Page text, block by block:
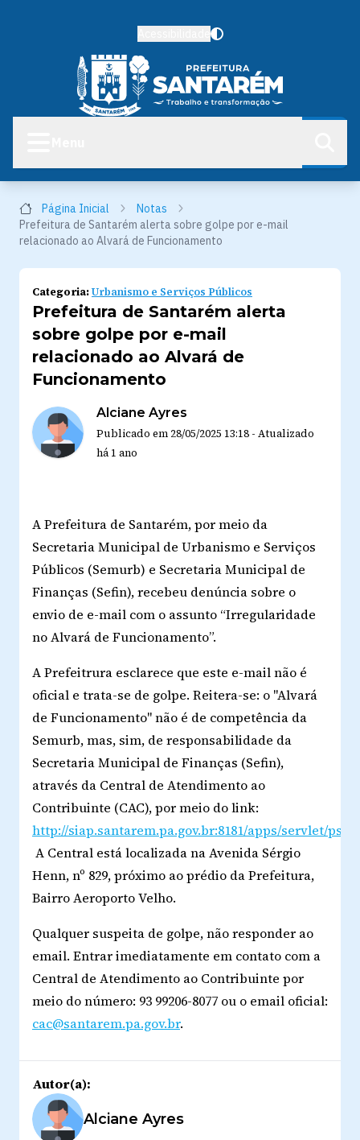
Página Inicial
Notas
Prefeitura de Santarém alerta sobre golpe por e-mail
relacionado ao Alvará de Funcionamento
Categoria:Urbanismo e Serviços Públicos
Prefeitura de Santarém alerta
sobre golpe por e-mail
relacionado ao Alvará de
Funcionamento
Alciane Ayres
Publicado em 28/05/2025 13:18 - Atualizado
há 1 ano
A Prefeitura de Santarém, por meio da
Secretaria Municipal de Urbanismo e Serviços
Públicos (Semurb) e Secretaria Municipal de
Finanças (Sefin), recebeu denúncia sobre o
envio de e-mail com o assunto “Irregularidade
no Alvará de Funcionamento”.
A Prefeitrura esclarece que este e-mail não é
oficial e trata-se de golpe. Reitera-se: o "Alvará
de Funcionamento" não é de competência da
Semurb, mas, sim, de responsabilidade da
Secretaria Municipal de Finanças (Sefin),
através da Central de Atendimento ao
Contribuinte (CAC), por meio do link:
http://siap.santarem.pa.gov.br:8181/apps/servlet/
A Central está localizada na Avenida Sérgio
Henn, nº 829, próximo ao prédio da Prefeitura,
Bairro Aeroporto Velho.
Qualquer suspeita de golpe, não responder ao
email. Entrar imediatamente em contato com a
Central de Atendimento ao Contribuinte por
meio do número: 93 99206-8077 ou o email oficial:
cac@santarem.pa.gov.br.
Autor(a):
Alciane Ayres